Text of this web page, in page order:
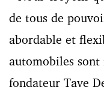
de tous de
abordable et
automobiles sont
fondateur Tave